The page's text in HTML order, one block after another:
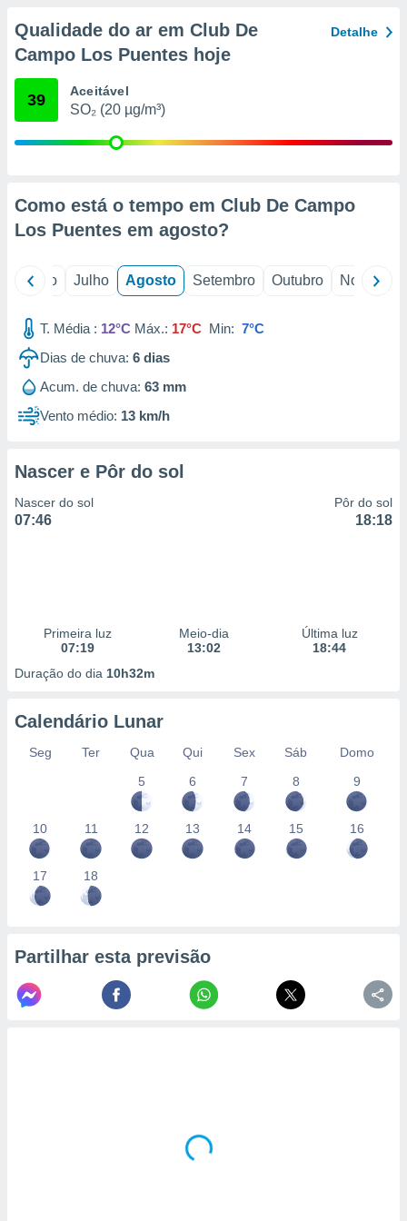
através
estudos
de
1199
Qualidade do ar em Club De
Campo Los Puentes hoje
Detalhe
39 Aceitável
SO₂ (20 µg/m³)
Como está o tempo em Club De Campo
Los Puentes em agosto?
Junho Julho Agosto Setembro Outubro Novembro
T. Média : 12°C Máx.: 17°C Min: 7°C
Dias de chuva: 6 dias
Acum. de chuva: 63 mm
Vento médio: 13 km/h
Nascer e Pôr do sol
Nascer do sol
07:46
Pôr do sol
18:18
Primeira luz
07:19
Meio-dia
13:02
Última luz
18:44
Duração do dia 10h32m
Calendário Lunar
Seg Ter Qua Qui Sex Sáb
Domo
5
6 7 8 9
10 11 12 13 14 15 16
17 18
Partilhar esta previsão